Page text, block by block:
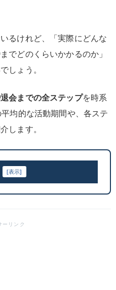
るけれど、「実際にどんな
でどのくらいかかるのか」
しょう。
会までの全ステップを時系
均的な活動期間や、各ステ
します。
[表示]